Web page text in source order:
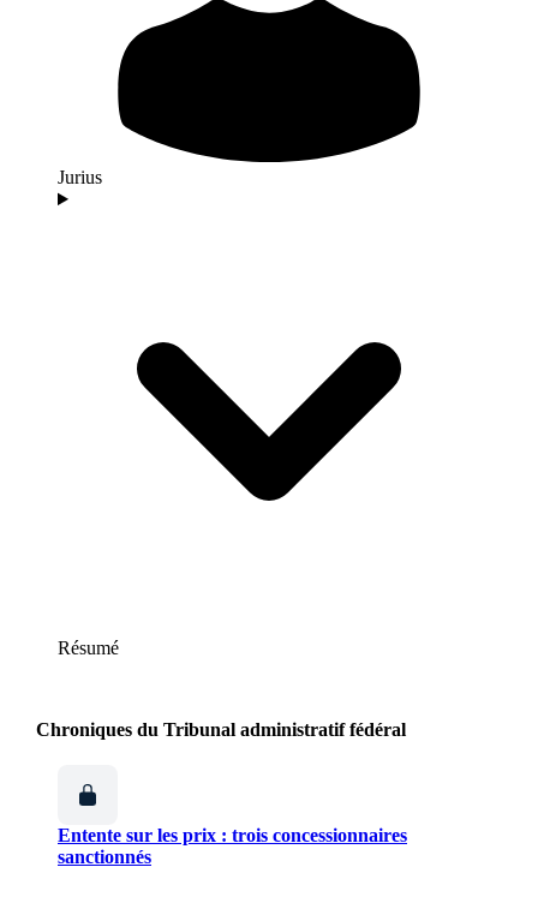
Jurius
Résumé
Chroniques du Tribunal administratif fédéral
Entente sur les prix : trois concessionnaires
sanctionnés